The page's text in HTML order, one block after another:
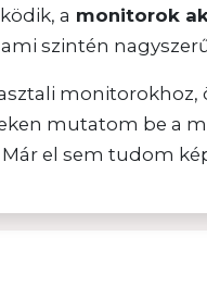
a monitorok
szintén
mutatom be a
el sem tudom